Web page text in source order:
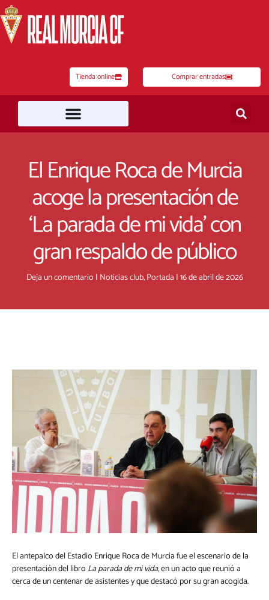
al
contenido
Tienda online Comprar entradas
El Enrique Roca de Murcia
acoge la presentación de
‘La parada de mi vida’ con
gran respaldo de público
Deja un comentario | Noticias club,Portada |16 de abril de 2026
El antepalco del Estadio Enrique Roca de Murcia fue el escenario de la
presentación del libro La parada de mi vida, en un acto que reunió a
cerca de un centenar de asistentes y que destacó por su gran acogida.